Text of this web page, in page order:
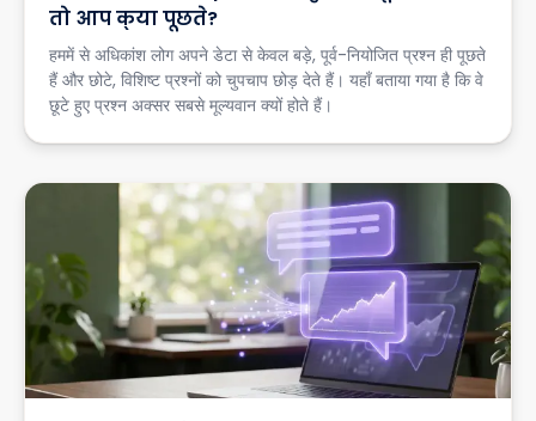
तो आप क्या पूछते?
हममें से अधिकांश लोग अपने डेटा से केवल बड़े, पूर्व-नियोजित प्रश्न ही पूछते
हैं और छोटे, विशिष्ट प्रश्नों को चुपचाप छोड़ देते हैं। यहाँ बताया गया है कि वे
छूटे हुए प्रश्न अक्सर सबसे मूल्यवान क्यों होते हैं।